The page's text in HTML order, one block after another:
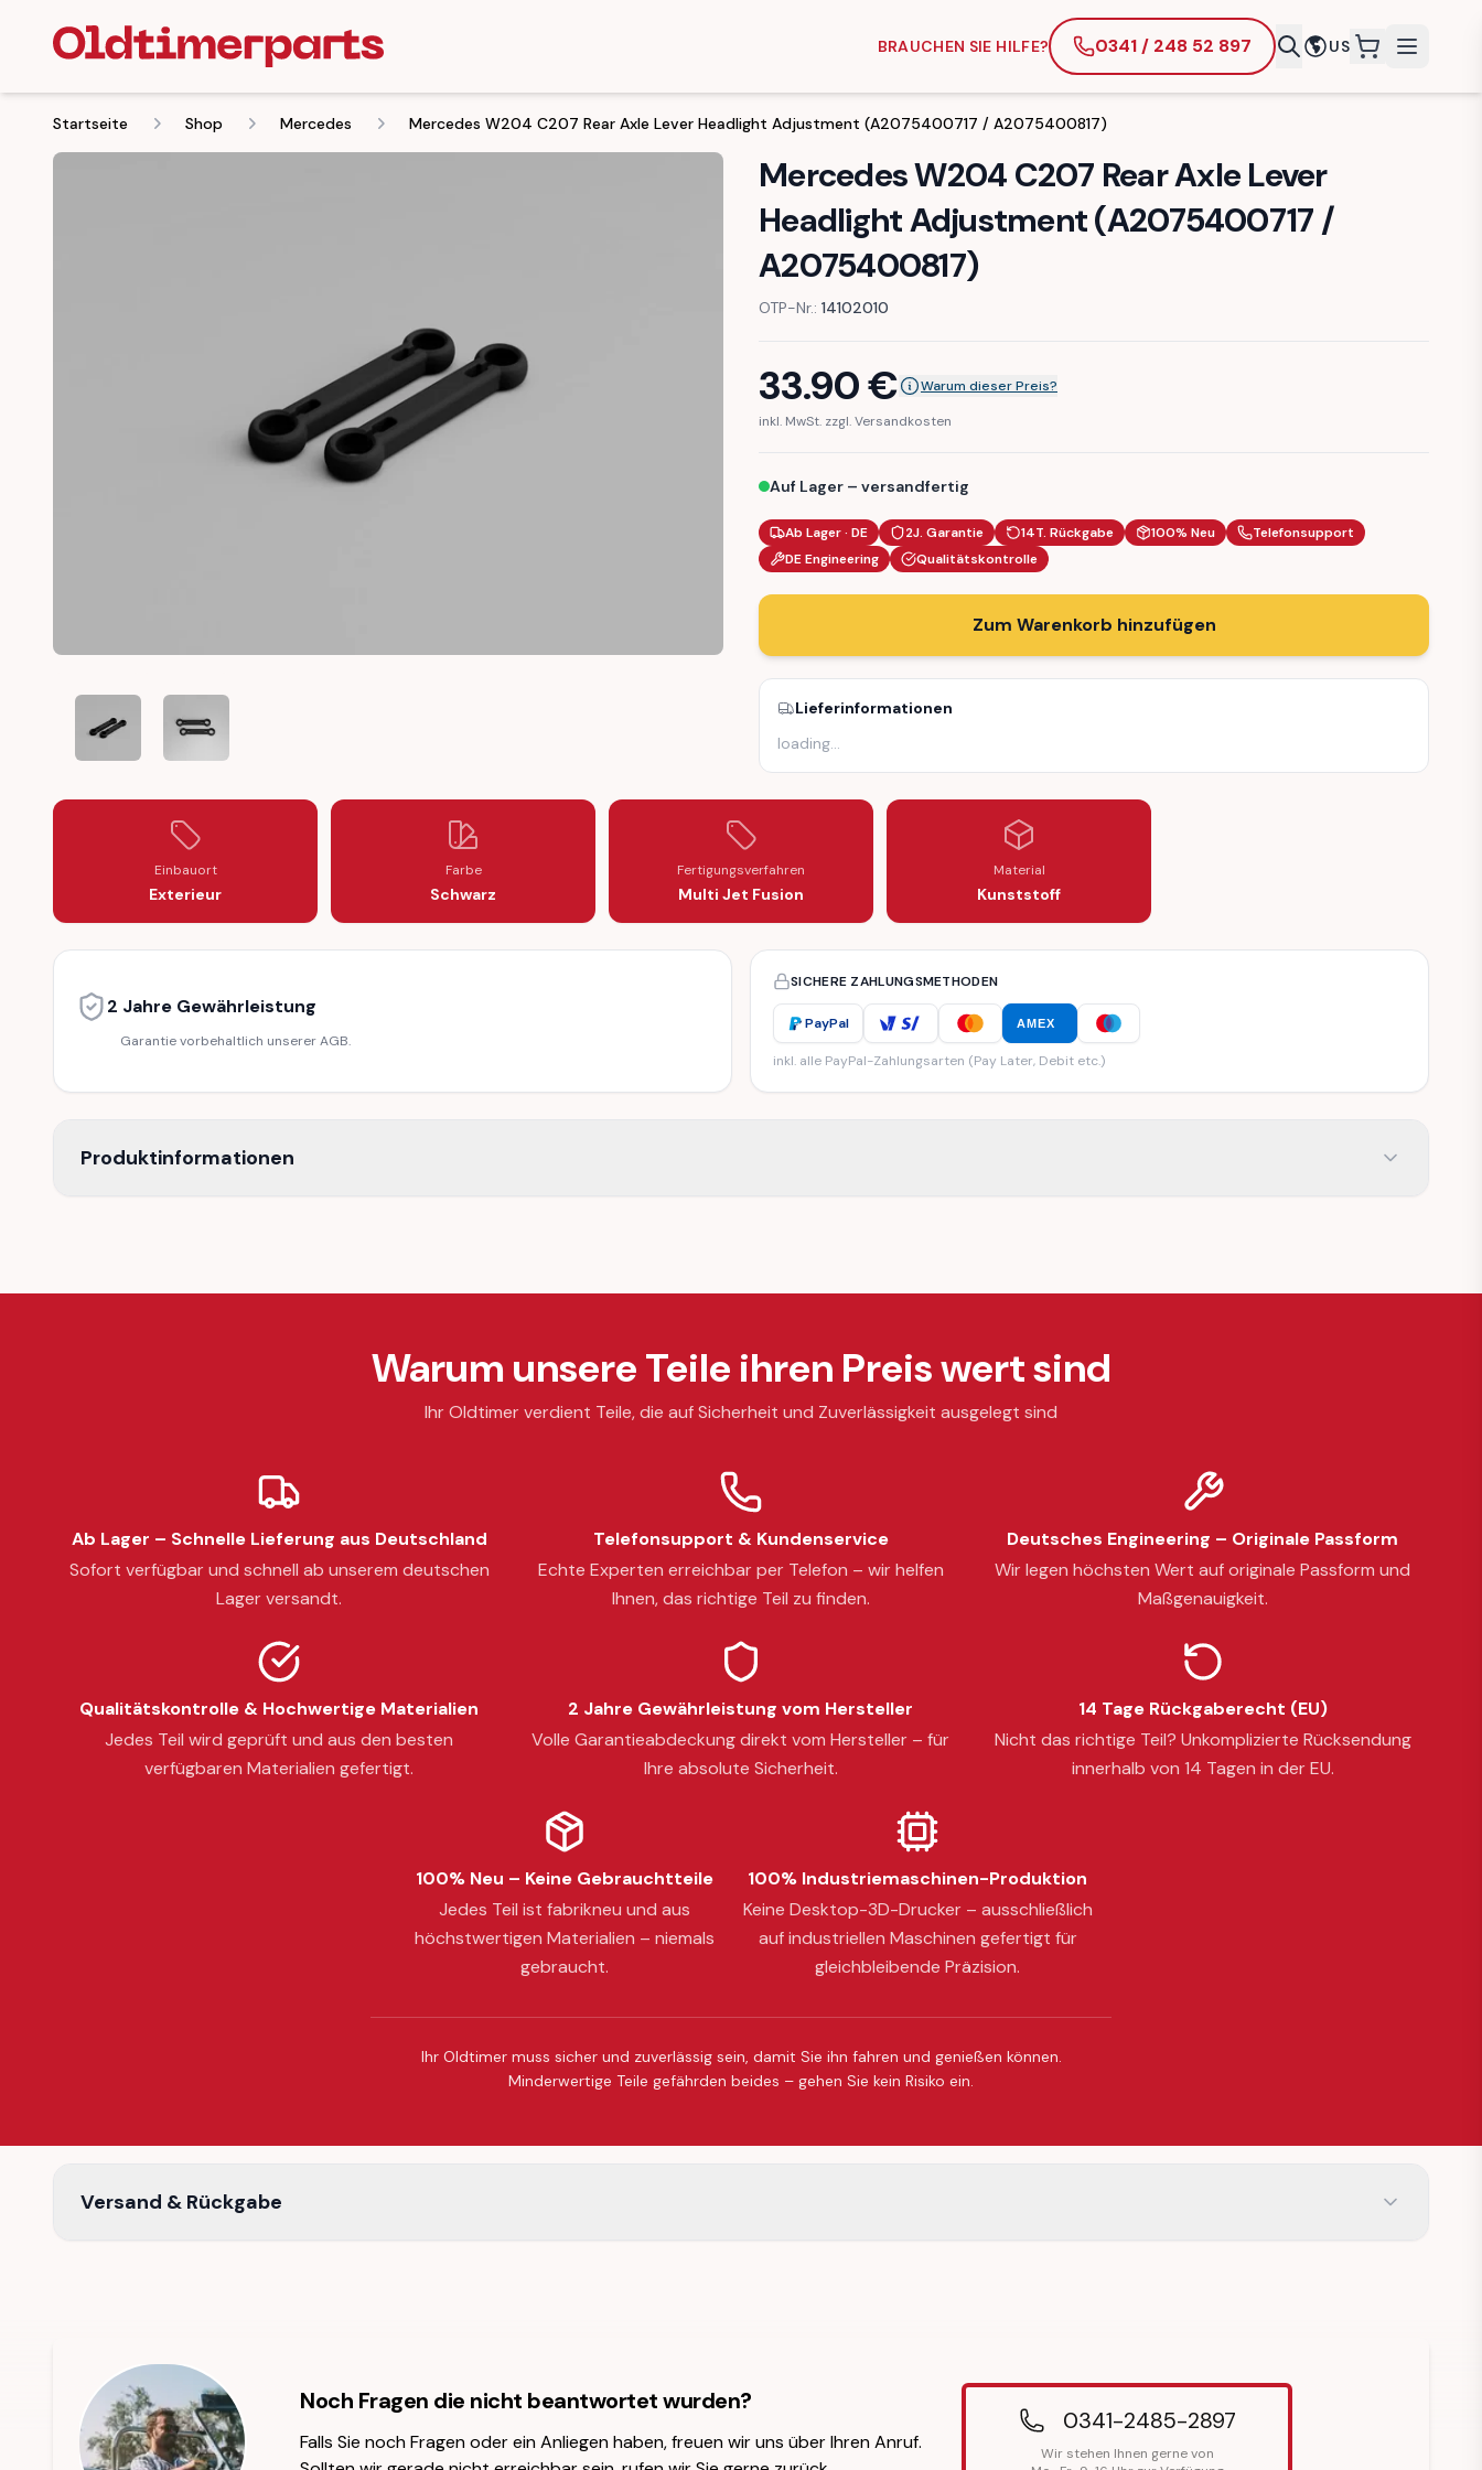
BRAUCHEN SIE HILFE? 0341 / 248 52 897 US
Startseite Shop Mercedes Mercedes W204 C207 Rear Axle Lever Headlight Adjustment (A2075400717 / A2075400817)
MERCEDES W204 C207 REAR AXLE LEVER HEADLIGHT ADJUSTMENT (A2075400717 / A2075400817)
MERCEDES W204 C207 REAR AXLE LEVER HEADLIGHT ADJUSTMENT (A2075400717 / A2075400817)
Mercedes W204 C207 Rear Axle Lever
Headlight Adjustment (A2075400717 /
A2075400817)
OTP-Nr.: 14102010
33.90€
Warum dieser Preis?
inkl. MwSt. zzgl. Versandkosten
Auf Lager – versandfertig
Ab Lager · DE 2J. Garantie 14T. Rückgabe 100% Neu
Telefonsupport
DE Engineering
Qualitätskontrolle
Zum Warenkorb hinzufügen
Lieferinformationen
loading…
Einbauort
Exterieur
Farbe
Schwarz
Fertigungsverfahren
Multi Jet Fusion
Material
Kunststoff
2 Jahre Gewährleistung
Garantie vorbehaltlich unserer AGB.
SICHERE ZAHLUNGSMETHODEN
PayPal AMEX
inkl. alle PayPal-Zahlungsarten (Pay Later, Debit etc.)
Produktinformationen
Warum unsere Teile ihren Preis wert sind
Ihr Oldtimer verdient Teile, die auf Sicherheit und Zuverlässigkeit ausgelegt sind
Ab Lager – Schnelle Lieferung aus Deutschland
Sofort verfügbar und schnell ab unserem deutschen
Lager versandt.
Telefonsupport & Kundenservice
Echte Experten erreichbar per Telefon – wir helfen
Ihnen, das richtige Teil zu finden.
Deutsches Engineering – Originale Passform
Wir legen höchsten Wert auf originale Passform und
Maßgenauigkeit.
Qualitätskontrolle & Hochwertige Materialien
Jedes Teil wird geprüft und aus den besten
verfügbaren Materialien gefertigt.
2 Jahre Gewährleistung vom Hersteller
Volle Garantieabdeckung direkt vom Hersteller – für
Ihre absolute Sicherheit.
14 Tage Rückgaberecht (EU)
Nicht das richtige Teil? Unkomplizierte Rücksendung
innerhalb von 14 Tagen in der EU.
100% Neu – Keine Gebrauchtteile
Jedes Teil ist fabrikneu und aus
höchstwertigen Materialien – niemals
gebraucht.
100% Industriemaschinen-Produktion
Keine Desktop-3D-Drucker – ausschließlich
auf industriellen Maschinen gefertigt für
gleichbleibende Präzision.
Ihr Oldtimer muss sicher und zuverlässig sein, damit Sie ihn fahren und genießen können.
Minderwertige Teile gefährden beides – gehen Sie kein Risiko ein.
Versand & Rückgabe
Noch Fragen die nicht beantwortet wurden?
Falls Sie noch Fragen oder ein Anliegen haben, freuen wir uns über Ihren Anruf.
0341-2485-2897
Wir stehen Ihnen gerne von